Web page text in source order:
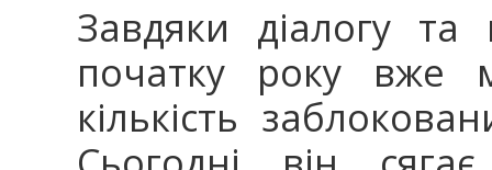
Завдяки діалогу та
початку року вже
кількість